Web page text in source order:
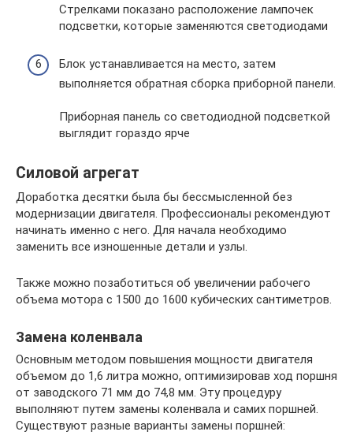
Стрелками показано расположение лампочек
подсветки, которые заменяются светодиодами
Блок устанавливается на место, затем
выполняется обратная сборка приборной панели.
Приборная панель со светодиодной подсветкой
выглядит гораздо ярче
Силовой агрегат
Доработка десятки была бы бессмысленной без
модернизации двигателя. Профессионалы рекомендуют
начинать именно с него. Для начала необходимо
заменить все изношенные детали и узлы.
Также можно позаботиться об увеличении рабочего
объема мотора с 1500 до 1600 кубических сантиметров.
Замена коленвала
Основным методом повышения мощности двигателя
объемом до 1,6 литра можно, оптимизировав ход поршня
от заводского 71 мм до 74,8 мм. Эту процедуру
выполняют путем замены коленвала и самих поршней.
Существуют разные варианты замены поршней: